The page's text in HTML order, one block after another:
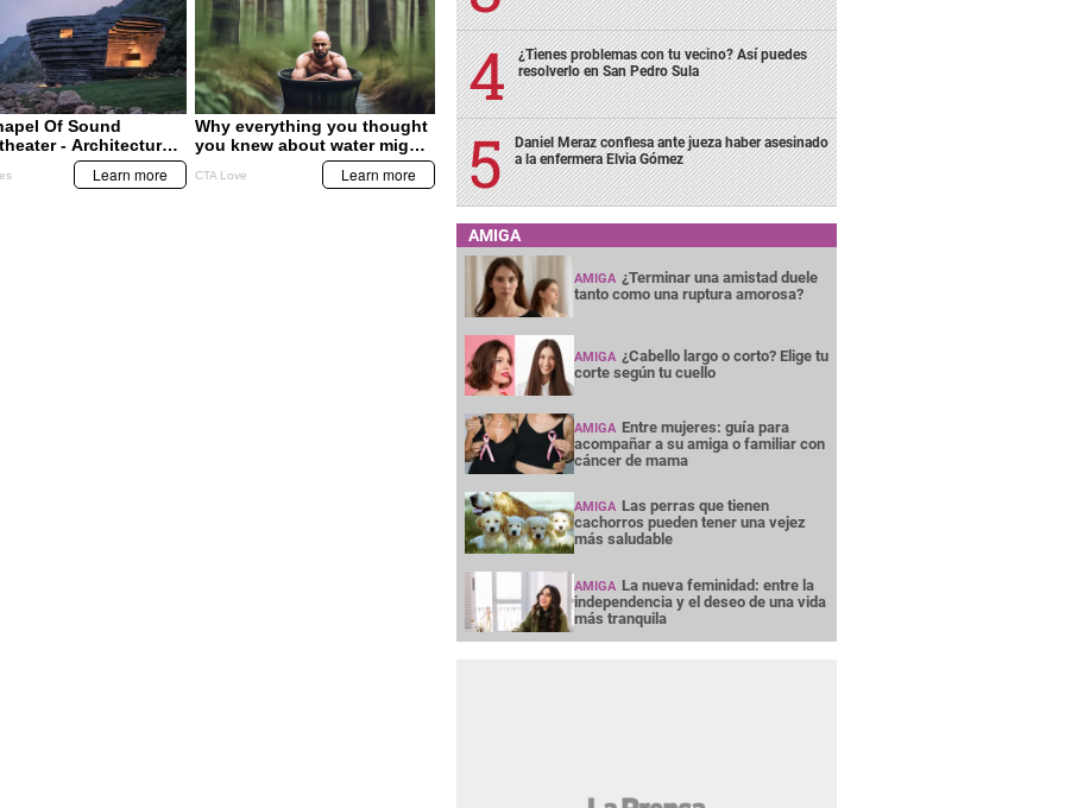
¿Tienes problemas con tu vecino? Así puedes
resolverlo en San Pedro Sula
Daniel Meraz confiesa ante jueza haber asesinado
a la enfermera Elvia Gómez
AMIGA
AMIGA ¿Terminar una amistad duele
tanto como una ruptura amorosa?
AMIGA ¿Cabello largo o corto? Elige tu
corte según tu cuello
AMIGA Entre mujeres: guía para
acompañar a su amiga o familiar con
cáncer de mama
AMIGA Las perras que tienen
cachorros pueden tener una vejez
más saludable
AMIGA La nueva feminidad: entre la
independencia y el deseo de una vida
más tranquila